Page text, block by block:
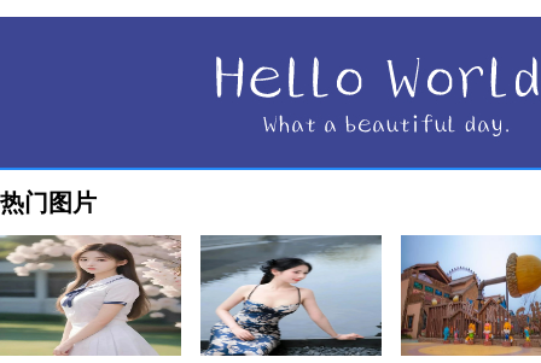
热门图片